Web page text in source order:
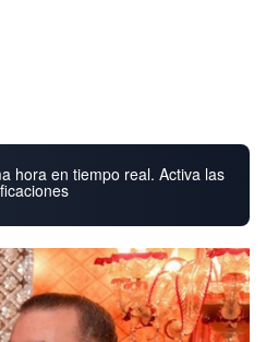
hora en tiempo real. Activa las